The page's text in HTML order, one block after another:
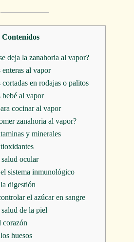
Contenidos
deja la zanahoria al vapor?
enteras al vapor
cortadas en rodajas o palitos
bebé al vapor
cocinar al vapor
zanahoria al vapor?
y minerales
ocular
sistema inmunológico
digestión
el azúcar en sangre
de la piel
corazón
huesos